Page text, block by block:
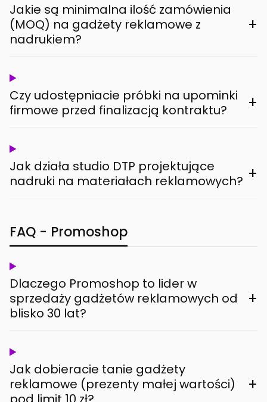
Jakie są minimalna ilość zamówienia
(MOQ) na gadżety reklamowe z
nadrukiem?
+
Czy udostępniacie próbki na upominki
firmowe przed finalizacją kontraktu?
+
Jak działa studio DTP projektujące
nadruki na materiałach reklamowych? +
FAQ - Promoshop
Dlaczego Promoshop to lider w
sprzedaży gadżetów reklamowych od
blisko 30 lat?
+
Jak dobieracie tanie gadżety
reklamowe (prezenty małej wartości)
+